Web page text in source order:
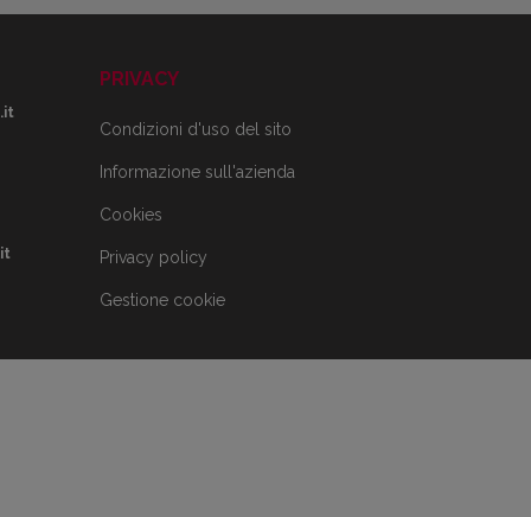
PRIVACY
Condizioni d'uso del sito
Informazione sull'azienda
Cookies
Privacy policy
Gestione cookie